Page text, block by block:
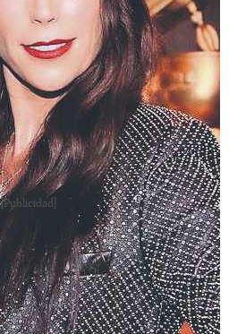
[Publicidad]